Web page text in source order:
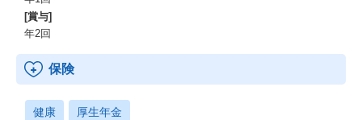
[賞与]
年2回
保険
健康 厚生年金